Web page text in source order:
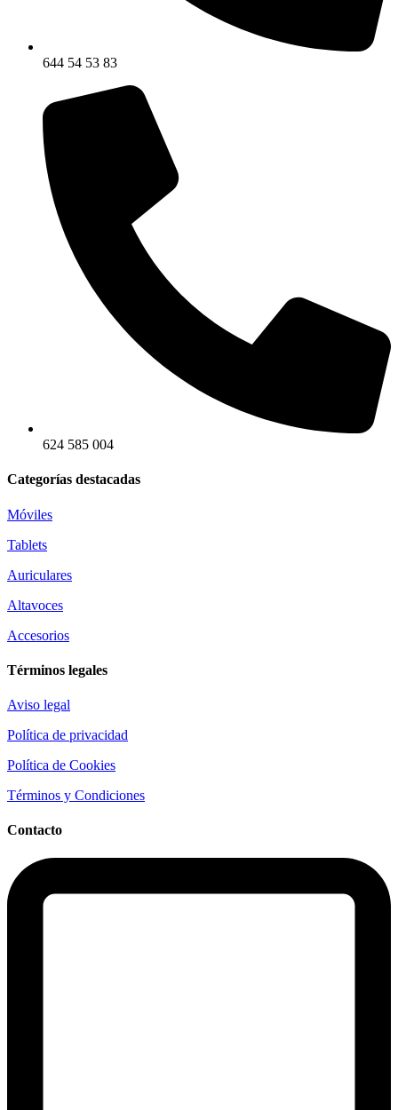
644 54 53 83
624 585 004
Categorías destacadas
Móviles
Tablets
Auriculares
Altavoces
Accesorios
Términos legales
Aviso legal
Política de privacidad
Política de Cookies
Términos y Condiciones
Contacto